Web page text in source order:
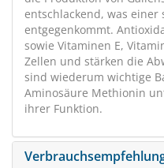
entschlackend, was
entgegenkommt.
sowie Vitaminen E,
Zellen und stärken die
sind wiederum wichtige
Aminosäure Methionin
ihrer Funktion.